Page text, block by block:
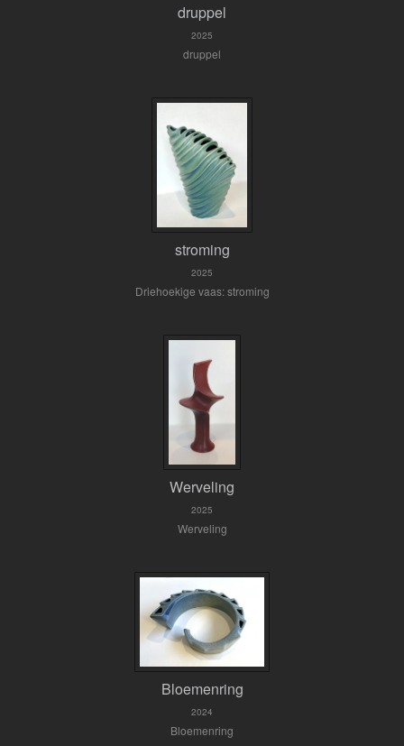
druppel
2025
druppel
stroming
2025
Driehoekige vaas: stroming
Werveling
2025
Werveling
Bloemenring
2024
Bloemenring